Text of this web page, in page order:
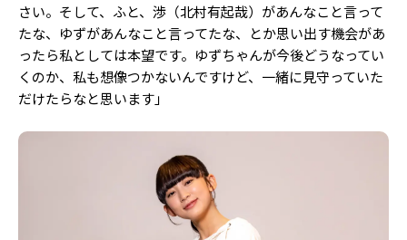
さい。そして、ふと、渉（北村有起哉）があんなこと言って
たな、ゆずがあんなこと言ってたな、とか思い出す機会があ
ったら私としては本望です。ゆずちゃんが今後どうなってい
くのか、私も想像つかないんですけど、一緒に見守っていた
だけたらなと思います」